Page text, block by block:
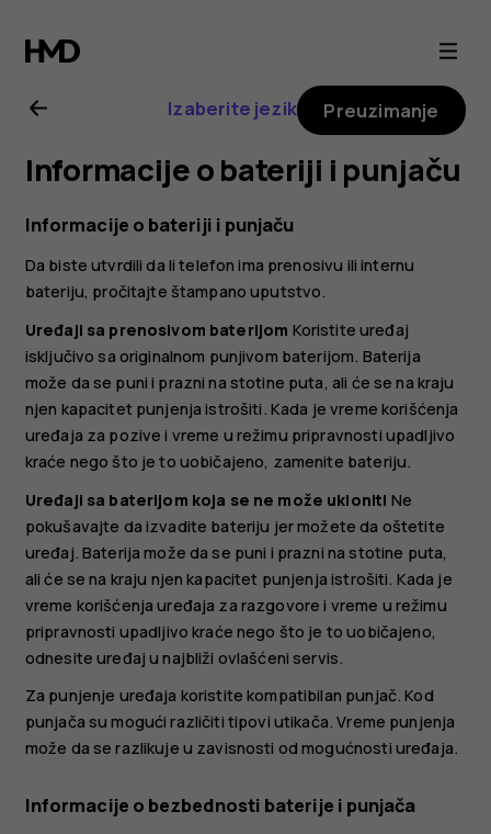
Nokia
4.2
uputstvo
za
korisnika
Izaberite jezik Preuzimanje
Informacije o bateriji i punjaču
Informacije o bateriji i punjaču
Da biste utvrdili da li telefon ima prenosivu ili internu
bateriju, pročitajte štampano uputstvo.
Uređaji sa prenosivom baterijom Koristite uređaj
isključivo sa originalnom punjivom baterijom. Baterija
može da se puni i prazni na stotine puta, ali će se na kraju
njen kapacitet punjenja istrošiti. Kada je vreme korišćenja
uređaja za pozive i vreme u režimu pripravnosti upadljivo
kraće nego što je to uobičajeno, zamenite bateriju.
Uređaji sa baterijom koja se ne može ukloniti Ne
pokušavajte da izvadite bateriju jer možete da oštetite
uređaj. Baterija može da se puni i prazni na stotine puta,
ali će se na kraju njen kapacitet punjenja istrošiti. Kada je
vreme korišćenja uređaja za razgovore i vreme u režimu
pripravnosti upadljivo kraće nego što je to uobičajeno,
odnesite uređaj u najbliži ovlašćeni servis.
Za punjenje uređaja koristite kompatibilan punjač. Kod
punjača su mogući različiti tipovi utikača. Vreme punjenja
može da se razlikuje u zavisnosti od mogućnosti uređaja.
Informacije o bezbednosti baterije i punjača